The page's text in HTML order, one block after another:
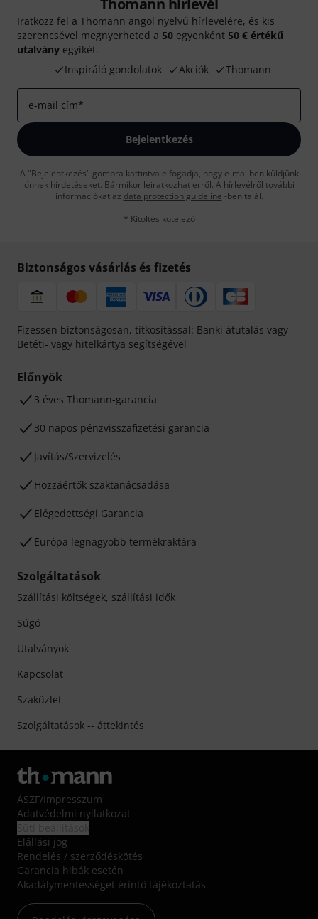
Thomann hírlevél
Iratkozz fel a Thomann angol nyelvű hírlevelére, és kis
szerencsével megnyerheted a 50 egyenként 50 € értékű
utalvány egyikét.
Inspiráló gondolatok
Akciók Thomann
e-mail cím*
Bejelentkezés
A "Bejelentkezés" gombra kattintva elfogadja, hogy e-mailben küldjünk
önnek hirdetéseket. Bármikor leiratkozhat erről. A hírlevélről további
információkat az data protection guideline -ben talál.
* Kitöltés kötelező
Biztonságos vásárlás és fizetés
Fizessen biztonságosan, titkosítással: Banki átutalás vagy
Betéti- vagy hitelkártya segítségével
Előnyök
3 éves Thomann-garancia
30 napos pénzvisszafizetési garancia
Javítás/Szervizelés
Hozzáértők szaktanácsadása
Elégedettségi Garancia
Európa legnagyobb termékraktára
Szolgáltatások
Szállítási költségek, szállítási idők
Súgó
Utalványok
Kapcsolat
Szaküzlet
Szolgáltatások -- áttekintés
ÁSZF/Impresszum
Adatvédelmi nyilatkozat
Elállási jog
Rendelés / szerződéskötés
Garancia hibák esetén
Akadálymentességet érintő tájékoztatás